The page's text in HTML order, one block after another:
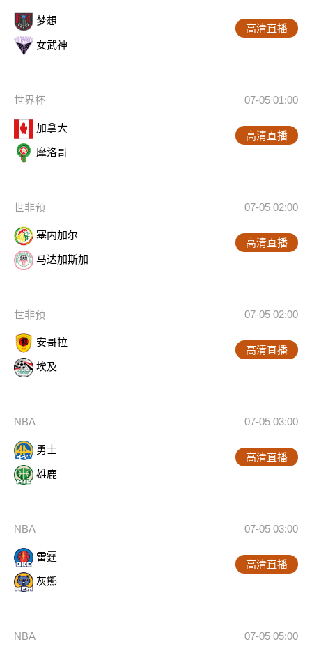
梦想
女武神
高清直播
世界杯 07-05 01:00
加拿大
摩洛哥
高清直播
世非预 07-05 02:00
塞内加尔
马达加斯加
高清直播
世非预 07-05 02:00
安哥拉
埃及
高清直播
NBA 07-05 03:00
勇士
雄鹿
高清直播
NBA 07-05 03:00
雷霆
灰熊
高清直播
NBA 07-05 05:00